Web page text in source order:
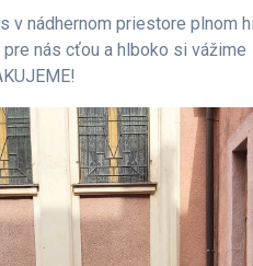
v nádhernom priestore plnom
pre nás cťou a hlboko si